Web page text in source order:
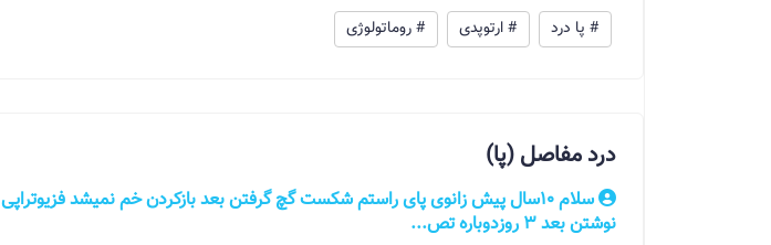
# پا درد # ارتوپدی # روماتولوژی
درد مفاصل (پا)
سلام 10سال پیش زانوی پای راستم شکست گچ گرفتن بعد بازکردن خم نمیشد فزیوتراپی
نوشتن بعد 3 روزدوباره تص...